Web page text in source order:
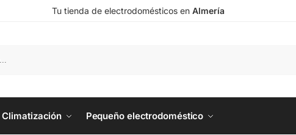
Tu tienda de electrodomésticos en Almería
Climatización Pequeño electrodoméstico